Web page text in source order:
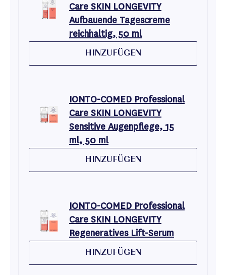
Care SKIN LONGEVITY
Aufbauende Tagescreme
reichhaltig, 50 ml
HINZUFÜGEN
IONTO-COMED Professional
Care SKIN LONGEVITY
Sensitive Augenpflege, 15
ml, 50 ml
HINZUFÜGEN
IONTO-COMED Professional
Care SKIN LONGEVITY
Regeneratives Lift-Serum
HINZUFÜGEN